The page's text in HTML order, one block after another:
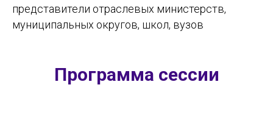
представители отраслевых министерств,
муниципальных округов, школ, вузов
Программа сессии